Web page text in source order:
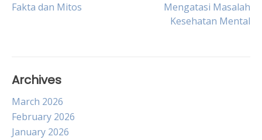
navigation
Fakta dan Mitos
Mengatasi Masalah
Kesehatan Mental
Archives
March 2026
February 2026
January 2026